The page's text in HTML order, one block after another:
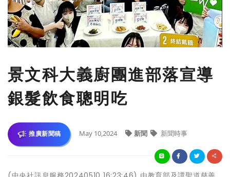
景文科大義廚團進部落宣導
銀髮飲食聰明吃
推廣新聞稿 May 10,2024 新聞 新聞時事